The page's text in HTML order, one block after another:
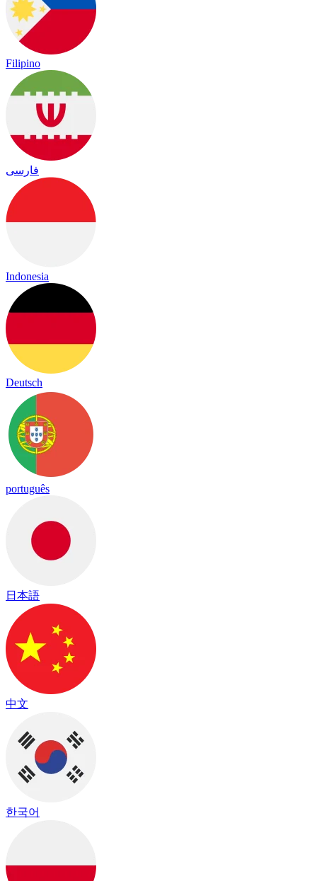
Filipino
فارسی
Indonesia
Deutsch
português
日本語
中文
한국어